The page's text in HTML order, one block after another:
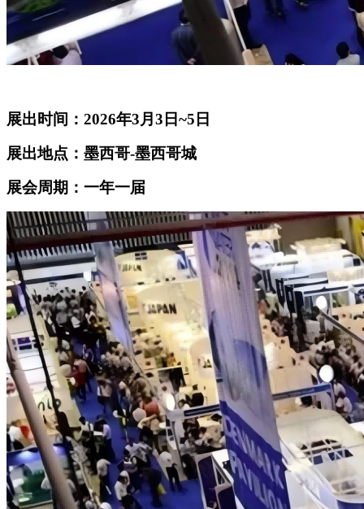
展出时间：2026年3月3日~5日
展出地点：墨西哥-墨西哥城
展会周期：一年一届